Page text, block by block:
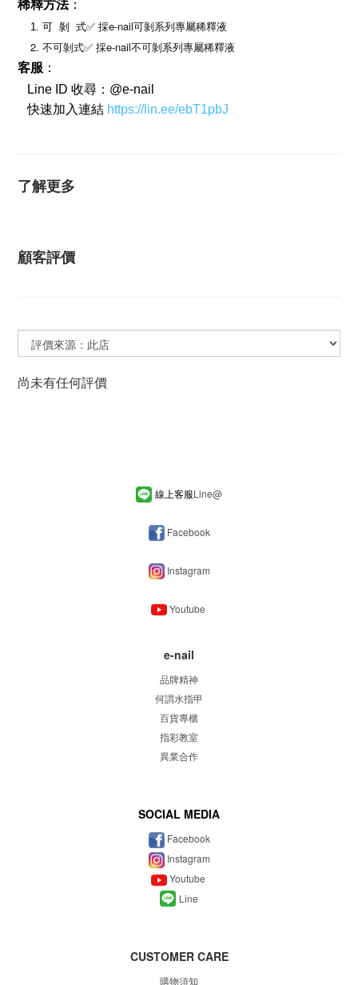
稀釋方法：
    1. 可  剝  式✅
採e-nail可剝系列專屬稀釋液
2. 不可剝式✅ 採e-nail不可剝系列專屬稀釋液
客服 ：
   Line ID 收尋：@e-nail
   快速加入連結
https://lin.ee/ebT1pbJ
了解更多
顧客評價
尚未有任何評價
線上客服Line@
Facebook
Instagram
Youtube
e-nail
品牌精神
何謂水指甲
百貨專櫃
指彩教室
異業合作
SOCIAL MEDIA
Facebook
Instagram
Youtube
Line
CUSTOMER CARE
購物須知